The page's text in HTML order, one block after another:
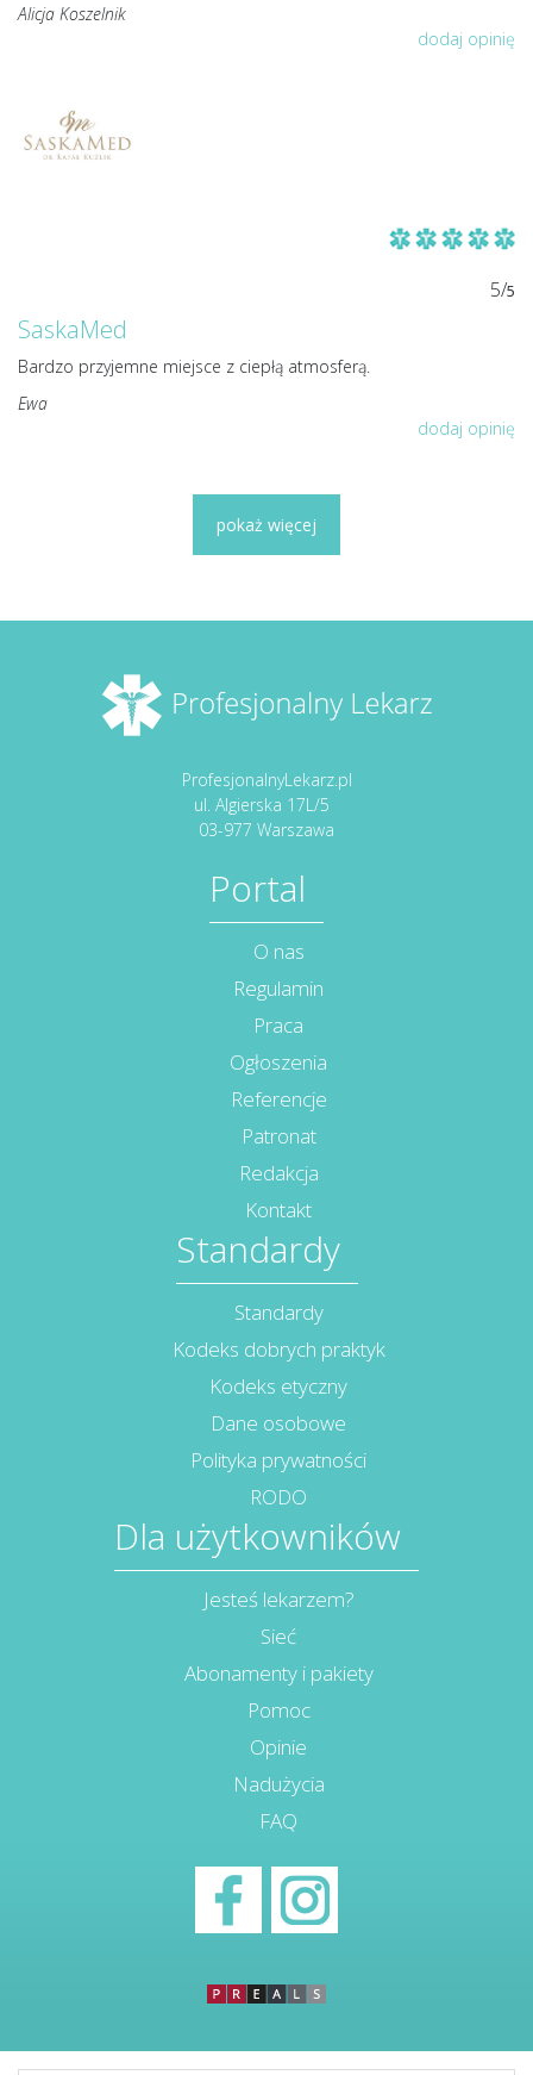
Alicja Koszelnik
dodaj opinię
5/5
SaskaMed
Bardzo przyjemne miejsce z ciepłą atmosferą.
Ewa
dodaj opinię
pokaż więcej
ProfesjonalnyLekarz.pl
ul. Algierska 17L/5
03-977 Warszawa
Portal
O nas
Regulamin
Praca
Ogłoszenia
Referencje
Patronat
Redakcja
Kontakt
Standardy
Standardy
Kodeks dobrych praktyk
Kodeks etyczny
Dane osobowe
Polityka prywatności
RODO
Dla użytkowników
Jesteś lekarzem?
Sieć
Abonamenty i pakiety
Pomoc
Opinie
Nadużycia
FAQ